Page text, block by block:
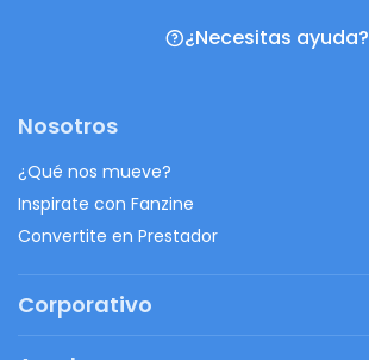
¿Necesitas ayuda?
Nosotros
¿Qué nos mueve?
Inspirate con Fanzine
Convertite en Prestador
Corporativo